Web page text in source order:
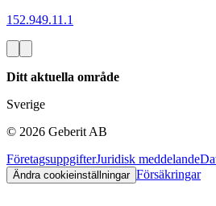
152.949.11.1
Ditt aktuella område
Sverige
© 2026 Geberit AB
FöretagsuppgifterJuridisk meddelande
Ändra cookieinställningar Försäkringar